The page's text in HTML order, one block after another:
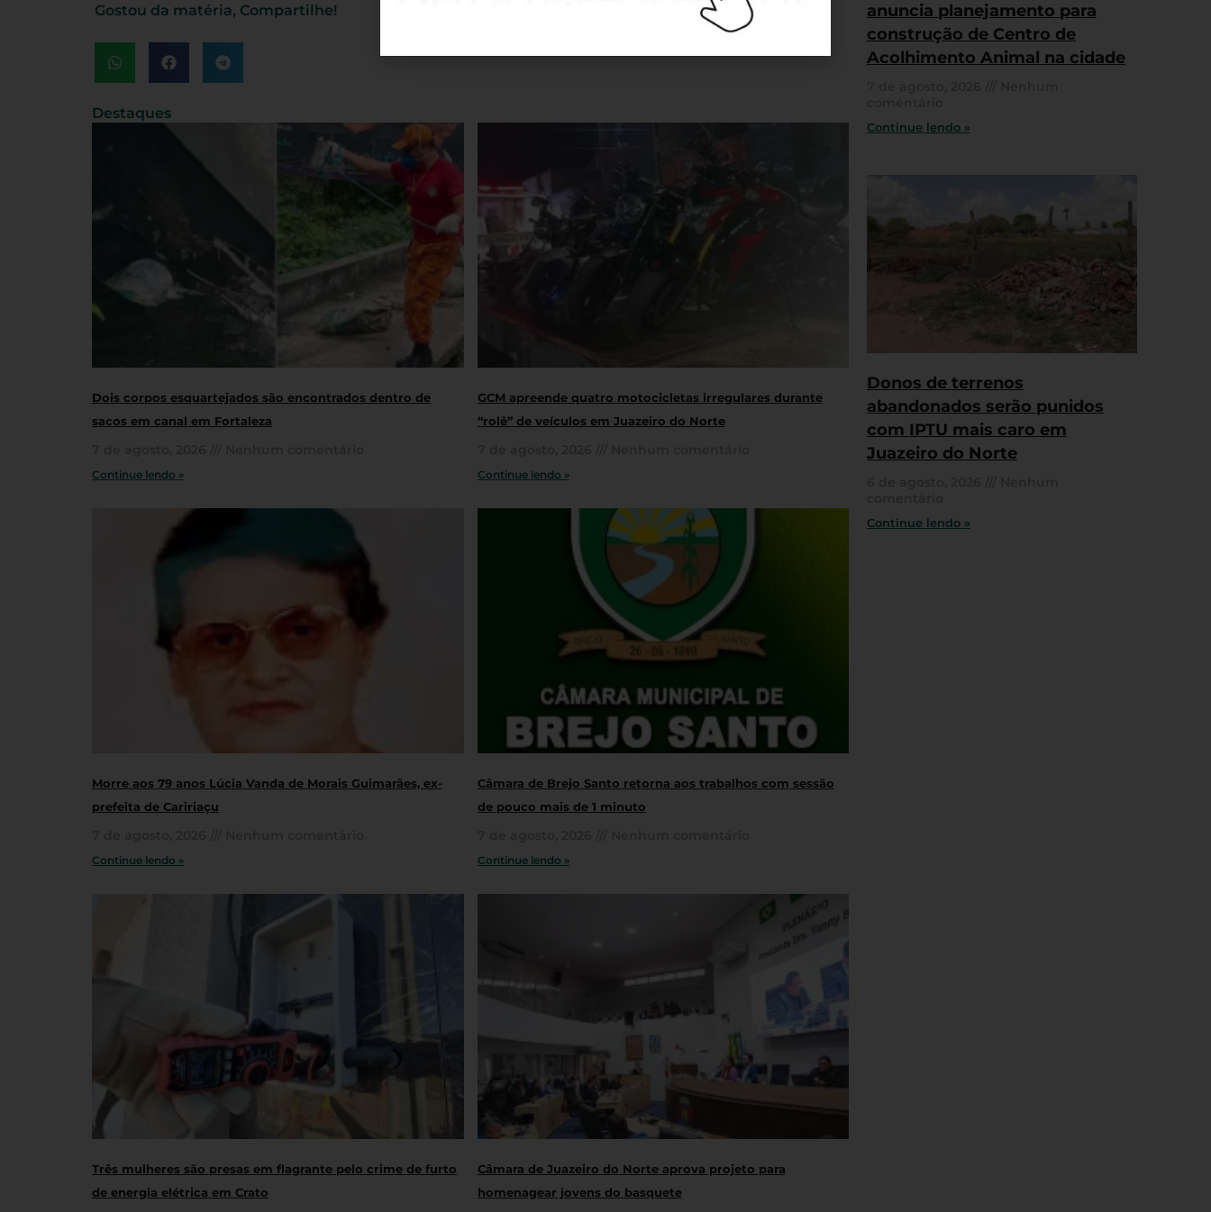
Gostou da matéria, Compartilhe!
Destaques
Dois corpos esquartejados são encontrados dentro de
sacos em canal em Fortaleza
Continue lendo »
GCM apreende quatro motocicletas irregulares durante
“rolê” de veículos em Juazeiro do Norte
Continue lendo »
Morre aos 79 anos Lúcia Vanda de Morais Guimarães, ex-
prefeita de Caririaçu
Continue lendo »
Câmara de Brejo Santo retorna aos trabalhos com sessão
de pouco mais de 1 minuto
Continue lendo »
Três mulheres são presas em flagrante pelo crime de furto
de energia elétrica em Crato
Câmara de Juazeiro do Norte aprova projeto para
homenagear jovens do basquete
anuncia planejamento para
construção de Centro de
Acolhimento Animal na cidade
Continue lendo »
Donos de terrenos
abandonados serão punidos
com IPTU mais caro em
Juazeiro do Norte
Continue lendo »